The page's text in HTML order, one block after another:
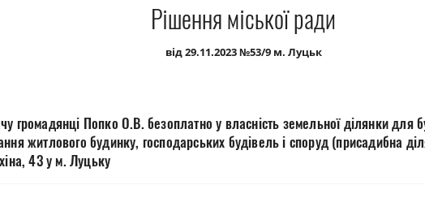
Рішення міської ради
від 29.11.2023 №53/9 м. Луцьк
громадянці Попко О.В. безоплатно у власність земельної ділянки для
житлового будинку, господарських будівель і споруд (присадибна
43 у м. Луцьку